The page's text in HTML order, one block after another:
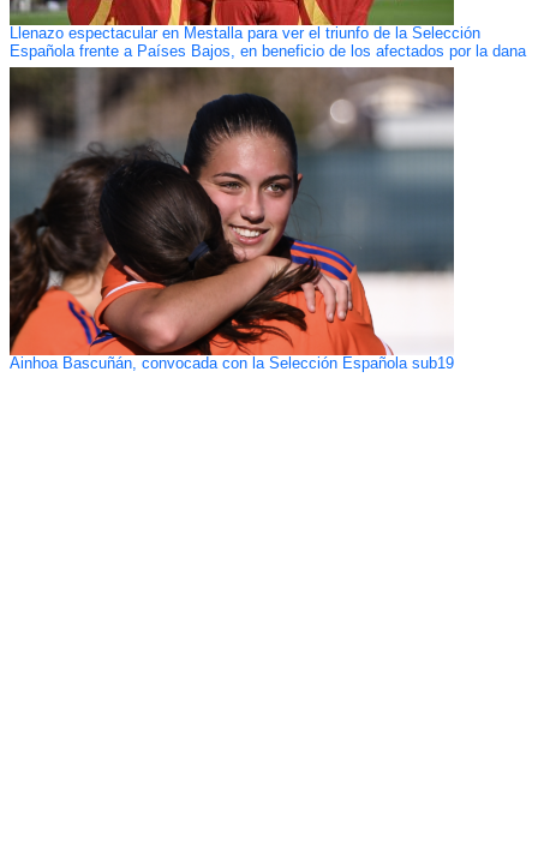
Llenazo espectacular en Mestalla para ver el triunfo de la Selección
Española frente a Países Bajos, en beneficio de los afectados por la dana
Ainhoa Bascuñán, convocada con la Selección Española sub19